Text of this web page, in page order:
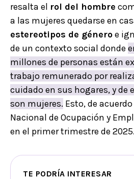
resalta el rol del hombre
a las mujeres quedarse en
estereotipos de géneroe
de un contexto social donde
millones de personas están
trabajo remunerado por
cuidado en sus hogares, y de
son mujeres. Esto, de
Nacional de Ocupación y
en el primer trimestre de 2025.
TE PODRÍA INTERESAR